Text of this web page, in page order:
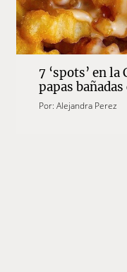
7 ‘spots’ en
papas
Por:Alejandra Perez